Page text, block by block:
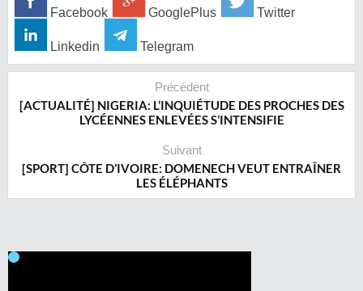
Facebook GooglePlus Twitter
Linkedin Telegram
Précédent
[ACTUALITÉ] NIGERIA: L’INQUIÉTUDE DES PROCHES DES
LYCÉENNES ENLEVÉES S’INTENSIFIE
Suivant
[SPORT] CÔTE D’IVOIRE: DOMENECH VEUT ENTRAÎNER
LES ÉLÉPHANTS